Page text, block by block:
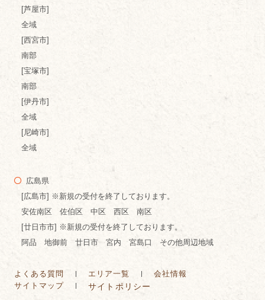
[芦屋市]
全域
[西宮市]
南部
[宝塚市]
南部
[伊丹市]
全域
[尼崎市]
全域
広島県
[広島市] ※新規の受付を終了しております。
安佐南区 佐伯区 中区 西区 南区
[廿日市市] ※新規の受付を終了しております。
阿品 地御前 廿日市 宮内 宮島口 その他周辺地域
よくある質問 エリア一覧
会社情報
サイトマップ
サイトポリシー